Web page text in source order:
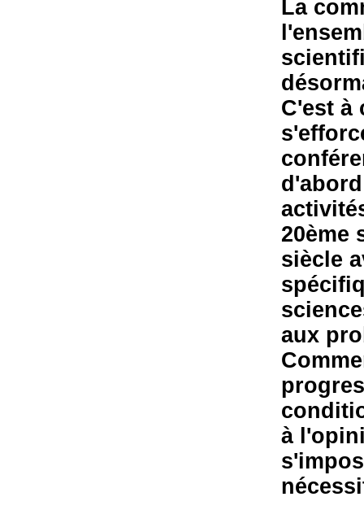
La
C'est à
20ème
siècle
aux
à